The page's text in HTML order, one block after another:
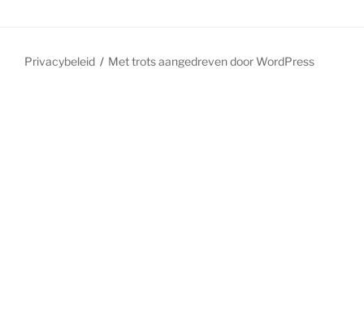
Privacybeleid Met trots aangedreven door WordPress